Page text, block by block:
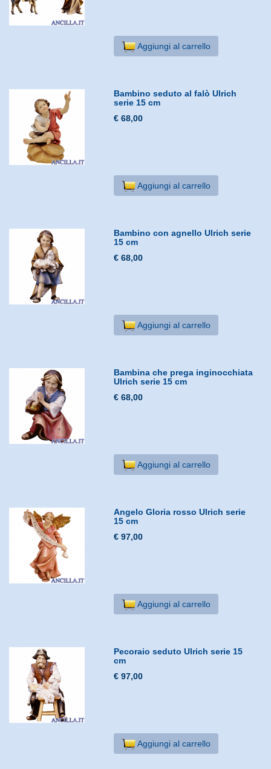
Aggiungi al carrello
Bambino seduto al falò Ulrich
serie 15 cm
€ 68,00
Aggiungi al carrello
Bambino con agnello Ulrich serie
15 cm
€ 68,00
Aggiungi al carrello
Bambina che prega inginocchiata
Ulrich serie 15 cm
€ 68,00
Aggiungi al carrello
Angelo Gloria rosso Ulrich serie
15 cm
€ 97,00
Aggiungi al carrello
Pecoraio seduto Ulrich serie 15
cm
€ 97,00
Aggiungi al carrello